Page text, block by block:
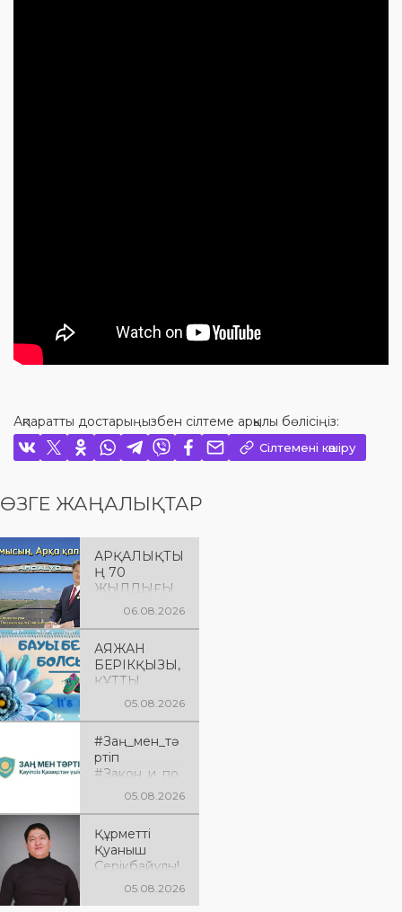
Ақпаратты достарыңызбен сілтеме арқылы бөлісіңіз:
Сілтемені көшіру
ӨЗГЕ ЖАҢАЛЫҚТАР
АРҚАЛЫҚТЫ
Ң 70
ЖЫЛДЫҒЫ
ҚҰТТЫ06.08.2026
АЯЖАН
БЕРІКҚЫЗЫ,
ҚҰТТЫ
БОЛСЫН!
05.08.2026
#Заң_мен_тә
ртіп
#Закон_и_по
рядок05.08.2026
Құрметті
Қуаныш
Серікбайұлы!
Сізді туған
05.08.2026